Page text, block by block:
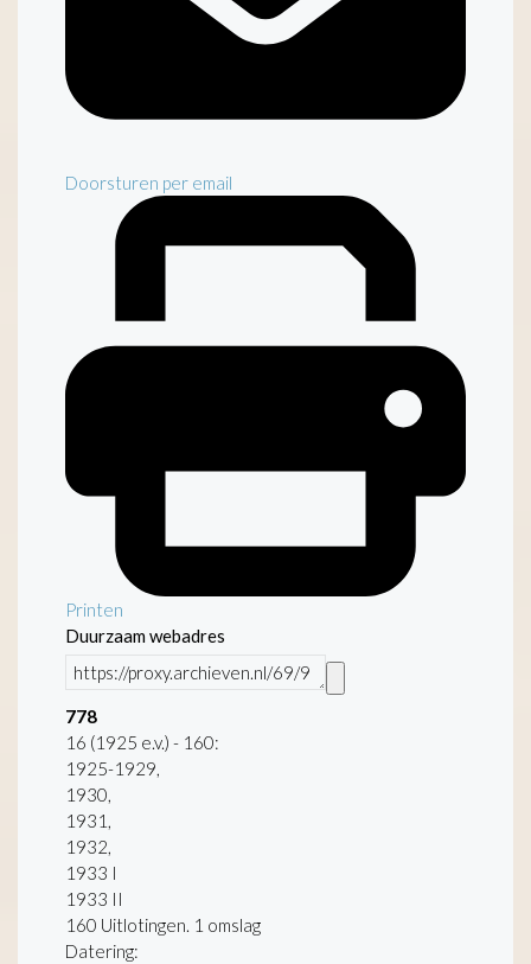
Doorsturen per email
Printen
Duurzaam webadres
778
16 (1925 e.v.) - 160:
1925-1929,
1930,
1931,
1932,
1933 I
1933 II
160 Uitlotingen. 1 omslag
Datering: